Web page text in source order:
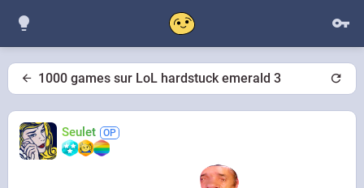
1000 games sur LoL hardstuck emerald 3
Seulet